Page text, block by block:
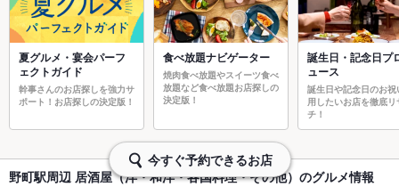
夏グルメ・宴会パーフ
ェクトガイド
幹事さんのお店探しを強力サ
ポート！お店探しの決定版！
食べ放題ナビゲーター
焼肉食べ放題やスイーツ食べ
放題など食べ放題お店探しの
決定版！
誕生日・記念日プ
ュース
誕生日や記念日のお祝
用したいお店を徹底リ
チ！
野町駅周辺 居酒屋（洋・和洋・各国料理・その他）のグルメ情報
今すぐ予約できるお店